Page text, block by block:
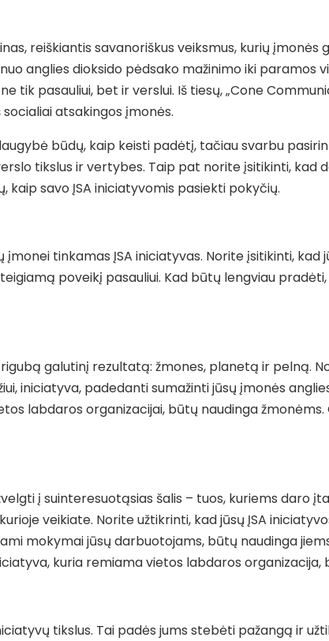
reiškiantis savanoriškus veiksmus, kurių įmonės
anglies dioksido pėdsako mažinimo iki paramos
tik pasauliui, bet ir verslui. Iš tiesų, „Cone
atsakingos įmonės.
būdų, kaip keisti padėtį, tačiau svarbu
tikslus ir vertybes. Taip pat norite įsitikinti, kad
savo ĮSA iniciatyvomis pasiekti pokyčių.
tinkamas ĮSA iniciatyvas. Norite įsitikinti,
poveikį pasauliui. Kad būtų lengviau
galutinį rezultatą: žmones, planetą ir pelną.
iniciatyva, padedanti sumažinti jūsų įmonės
labdaros organizacijai, būtų naudinga
į suinteresuotąsias šalis – tuos, kuriems daro
veikiate. Norite užtikrinti, kad jūsų ĮSA
mokymai jūsų darbuotojams, būtų naudinga
kuria remiama vietos labdaros
tikslus. Tai padės jums stebėti pažangą ir